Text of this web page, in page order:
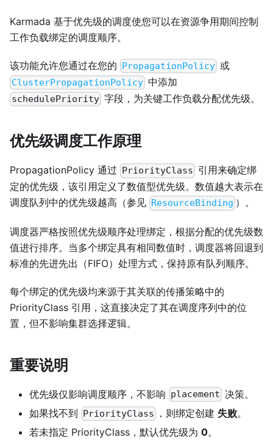
Karmada 基于优先级的调度使您可以在资源争用期间控制
工作负载绑定的调度顺序。
该功能允许您通过在您的 PropagationPolicy 或
ClusterPropagationPolicy 中添加
schedulePriority 字段，为关键工作负载分配优先级。
优先级调度工作原理
PropagationPolicy 通过 PriorityClass 引用来确定绑
定的优先级，该引用定义了数值型优先级。数值越大表示在
调度队列中的优先级越高（参见 ResourceBinding ）。
调度器严格按照优先级顺序处理绑定，根据分配的优先级数
值进行排序。当多个绑定具有相同数值时，调度器将回退到
标准的先进先出（FIFO）处理方式，保持原有队列顺序。
每个绑定的优先级均来源于其关联的传播策略中的
PriorityClass 引用，这直接决定了其在调度序列中的位
置，但不影响集群选择逻辑。
重要说明
优先级仅影响调度顺序，不影响 placement 决策。
如果找不到 PriorityClass ，则绑定创建 失败。
若未指定 PriorityClass，默认优先级为 0。